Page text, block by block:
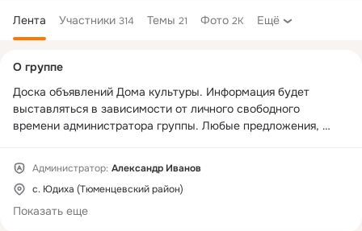
Лента Участники 314 Темы 21 Фото 2K Ещё
колонка
О группе
Доска объявлений Дома культуры. Информация будет
выставляться в зависимости от личного свободного
времени администратора группы. Любые предложения,
ненормативную лексику, оскорбления в адрес других
пользователей, провокации, спам, рекламу своих групп,
творчества, услуг и прочее, не имеющее отношение к
группе – пользователи заносятся в бан-лист. Всем Любви.
Администратор: Александр Иванов
с. Юдиха (Тюменцевский район)
Показать еще